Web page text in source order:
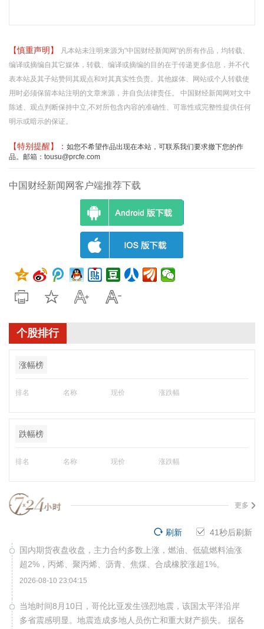
【慎重声明】
凡本站未注明来源为"中国财经新闻网"的所有作品，均转载、
编译或摘编自其它媒体，转载、编译或摘编的目的在于传递更多信息，并不代
表本站及其子站赞同其观点和对其真实性负责。其他媒体、网站或个人转载使
用时必须保留本站注明的文章来源，并自负法律责任。 中国财经新闻网对文中
陈述、观点判断保持中立,不对所包含内容的准确性、可靠性或完整性提供任何
明示或暗示的保证。
【特别提醒】： 如您不希望作品出现在本站，可联系我们要求撤下您的作
品。邮箱：tousu@prcfe.com
中国财经新闻网客户端推荐下载
个股排行
涨幅榜
排名 名称 现价 涨跌幅
跌幅榜
排名 名称 现价 涨跌幅
更多
40秒后刷新
刷新
国内期货夜盘收盘，主力合约多数上涨，燃油、低硫燃料油涨
超2%，丙烯、聚丙烯、沥青、焦煤、合成橡胶涨超1%。
2026-08-10 23:04:15
当地时间8月10日，哥伦比亚发生强烈地震，该国太平洋沿岸
多省震感明显。地震造成多地人员伤亡和重大财产损失。 据各